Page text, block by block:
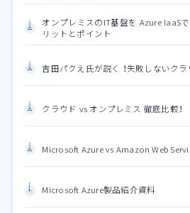
オンプレミスのIT基盤を Azure IaaS
リットとポイント
吉田パクえ氏が説く ！失敗しないクラ
クラウド vs オンプレミス 徹底比較！
Microsoft Azure vs Amazon Web
Microsoft Azure製品紹介資料